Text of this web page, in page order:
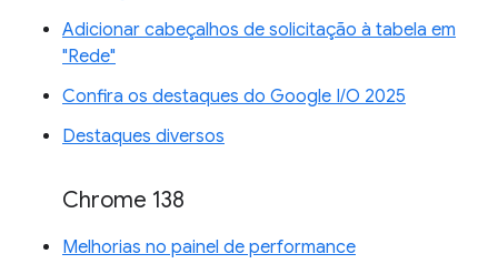
Adicionar cabeçalhos de solicitação à tabela em
"Rede"
Confira os destaques do Google I/O 2025
Destaques diversos
Chrome 138
Melhorias no painel de performance